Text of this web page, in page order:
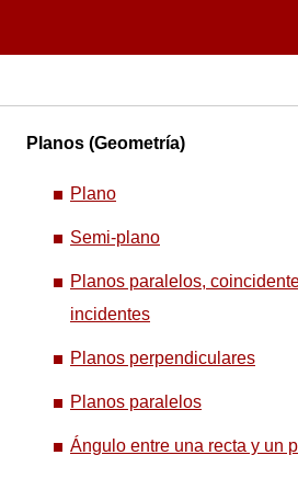
Planos (Geometría)
Plano
Semi-plano
Planos paralelos,
incidentes
Planos perpendiculares
Planos paralelos
Ángulo entre una recta y un